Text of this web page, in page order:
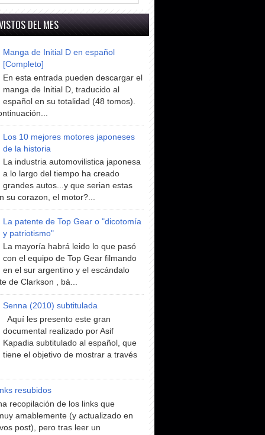
DEL MES
Manga de Initial D en español
[Completo]
En esta entrada pueden descargar el
manga de Initial D, traducido al
español en su totalidad (48 tomos).
Los 10 mejores motores japoneses
de la historia
La industria automovilistica japonesa
a lo largo del tiempo ha creado
grandes autos...y que serian estas
su corazon, el motor?...
La patente de Top Gear o "dicotomía
y patriotismo"
La mayoría habrá leido lo que pasó
con el equipo de Top Gear filmando
en el sur argentino y el escándalo
de Clarkson , bá...
Senna (2010) subtitulada
Aquí les presento este gran
documental realizado por Asif
Kapadia subtitulado al español, que
tiene el objetivo de mostrar a través
resubidos
recopilación de los links que
amablemente (y actualizado en
post), pero tras leer un